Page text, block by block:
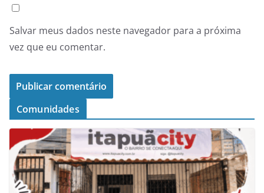
Salvar meus dados neste navegador para a próxima
vez que eu comentar.
Comunidades